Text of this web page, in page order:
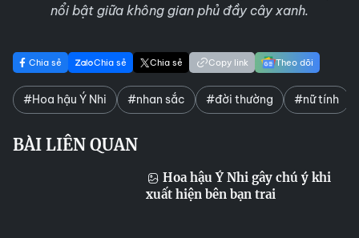
nổi bật giữa không gian phủ đầy cây xanh.
Chia sẻ Chia sẻ Chia sẻ Copy link Theo dõi
#Hoa hậu Ý Nhi #nhan sắc #đời thường #nữ tính
BÀI LIÊN QUAN
Hoa hậu Ý Nhi gây chú ý khi
xuất hiện bên bạn trai